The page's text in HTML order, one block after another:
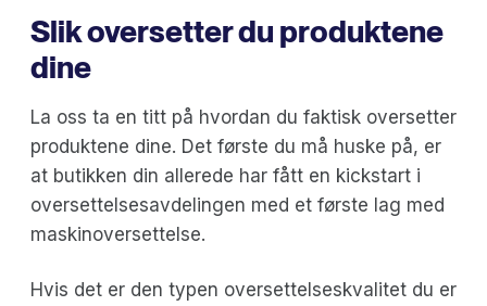
Slik oversetter du produktene
dine
La oss ta en titt på hvordan du faktisk oversetter
produktene dine. Det første du må huske på, er
at butikken din allerede har fått en kickstart i
oversettelsesavdelingen med et første lag med
maskinoversettelse.
Hvis det er den typen oversettelseskvalitet du er